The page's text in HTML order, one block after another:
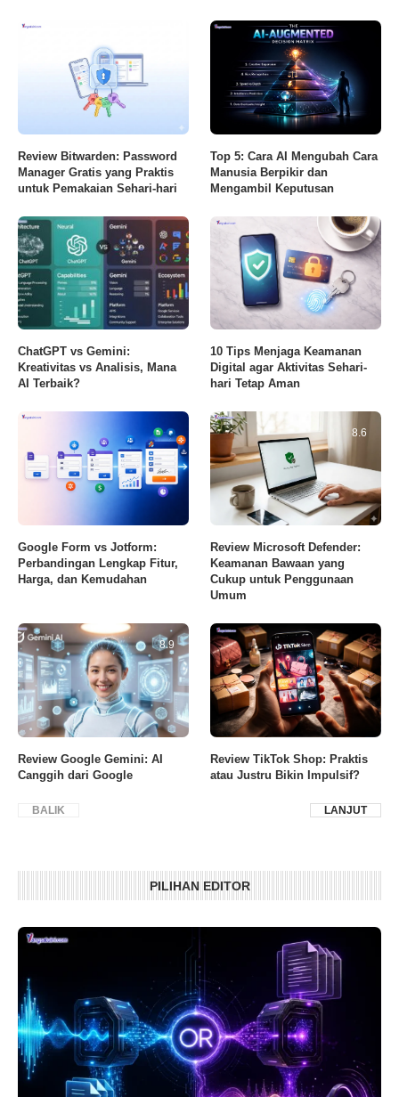
Review Bitwarden: Password
Manager Gratis yang Praktis
untuk Pemakaian Sehari-hari
Top 5: Cara AI Mengubah Cara
Manusia Berpikir dan
Mengambil Keputusan
ChatGPT vs Gemini:
Kreativitas vs Analisis, Mana
AI Terbaik?
10 Tips Menjaga Keamanan
Digital agar Aktivitas Sehari-
hari Tetap Aman
Google Form vs Jotform:
Perbandingan Lengkap Fitur,
Harga, dan Kemudahan
8.6
Review Microsoft Defender:
Keamanan Bawaan yang
Cukup untuk Penggunaan
Umum
8.9
Review Google Gemini: AI
Canggih dari Google
Review TikTok Shop: Praktis
atau Justru Bikin Impulsif?
BALIK LANJUT
PILIHAN EDITOR